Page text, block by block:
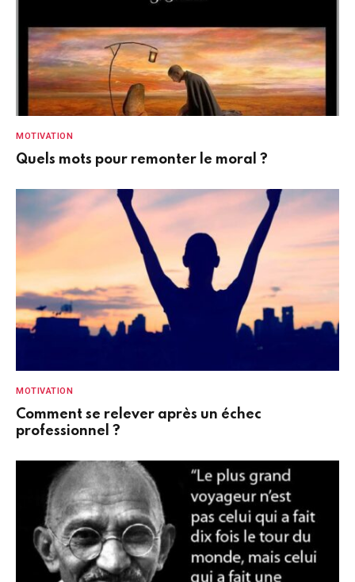
MOTIVATION
Quels mots pour remonter le moral ?
MOTIVATION
Comment se relever après un échec
professionnel ?